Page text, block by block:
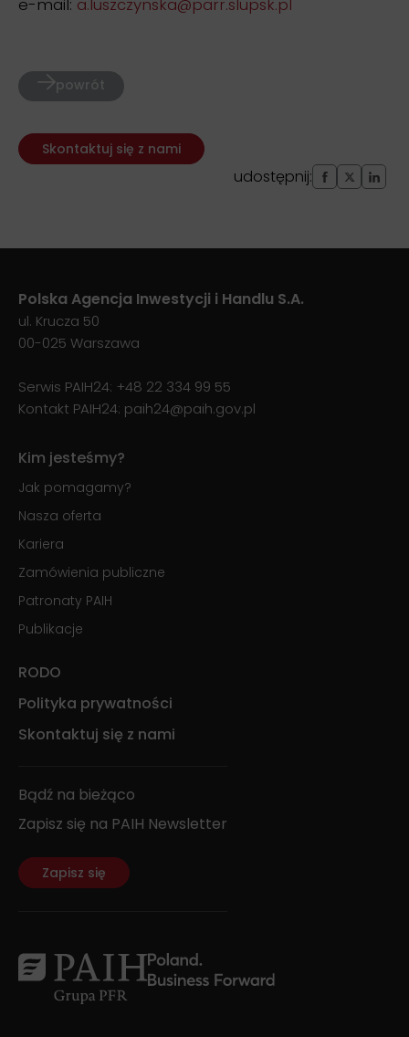
powrót
Skontaktuj się z nami
udostępnij:
Polska Agencja Inwestycji i Handlu S.A.
ul. Krucza 50
00-025 Warszawa
Serwis PAIH24: +48 22 334 99 55
Kontakt PAIH24: paih24@paih.gov.pl
Kim jesteśmy?
Jak pomagamy?
Nasza oferta
Kariera
Zamówienia publiczne
Patronaty PAIH
Publikacje
RODO
Polityka prywatności
Skontaktuj się z nami
Bądź na bieżąco
Zapisz się na PAIH Newsletter
Zapisz się